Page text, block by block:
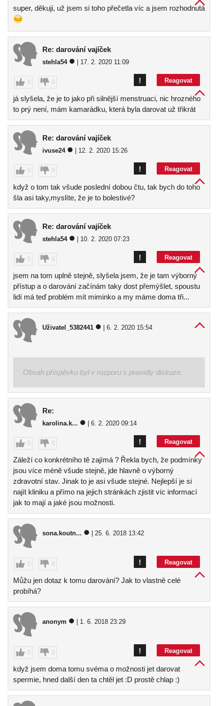
super, děkuji, už jsem si toho přečetla víc a jsem rozhodnutá
Re: darování vajíček
stehla54 | 17. 2. 2020 11:09
0 0 Reagovat
!
já slyšela, že je to jako při silnější menstruaci, nic hrozného
to prý není, mám kamarádku, která byla darovat už třikrát
Re: darování vajíček
ivuse24 | 12. 2. 2020 15:26
0 0 Reagovat
!
když o tom tak všude poslední dobou čtu, tak bych do toho
šla asi taky,myslíte, že je to bolestivé?
Re: darování vajíček
stehla54 | 10. 2. 2020 07:23
0 0 Reagovat
!
jsem na tom uplně stejně, slyšela jsem, že je tam výborný
přístup a o darování začínám taky dost přemýšlet, spoustu
lidí má teď problém mít miminko a my máme doma tři...
Uživatel_5382441 | 6. 2. 2020 15:54
Obsah příspěvku byl v rozporu s pravidly diskuze.
Re:
karolina.k... | 6. 2. 2020 09:14
0 0 Reagovat
!
Záleží co konkrétního tě zajímá ? Řekla bych, že podmínky
jsou více méně všude stejně, jde hlavně o výborný
zdravotní stav. Jinak to je asi všude stejné. Nejlepší je si
najít kliniku a přímo na jejich stránkách zjistit víc informací
jak to mají a jaké jsou možnosti.
sona.koutn... | 25. 6. 2018 13:42
0 0 Reagovat
!
Můžu jen dotaz k tomu darování? Jak to vlastně celé
probíhá?
anonym | 1. 6. 2018 23:29
0 0 Reagovat
!
když jsem doma tomu svéma o možnosti jet darovat
spermie, hned další den ta chtěl jet :D prostě chlap :)